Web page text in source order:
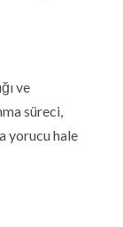
ve
süreci,
yorucu hale